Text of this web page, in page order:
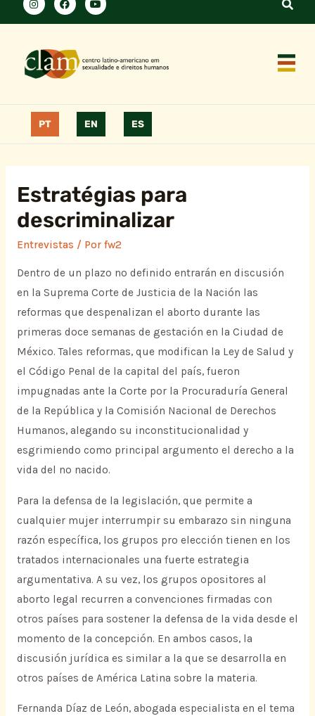
PT EN ES
Estratégias para
descriminalizar
Entrevistas / Por fw2
Dentro de un plazo no definido entrarán en discusión
en la Suprema Corte de Justicia de la Nación las
reformas que despenalizan el aborto durante las
primeras doce semanas de gestación en la Ciudad de
México. Tales reformas, que modifican la Ley de Salud y
el Código Penal de la capital del país, fueron
impugnadas ante la Corte por la Procuraduría General
de la República y la Comisión Nacional de Derechos
Humanos, alegando su inconstitucionalidad y
esgrimiendo como principal argumento el derecho a la
vida del no nacido.
Para la defensa de la legislación, que permite a
cualquier mujer interrumpir su embarazo sin ninguna
razón específica, los grupos pro elección tienen en los
tratados internacionales una fuerte estrategia
argumentativa. A su vez, los grupos opositores al
aborto legal recurren a convenciones firmadas con
otros países para sostener la defensa de la vida desde el
momento de la concepción. En ambos casos, la
discusión jurídica es similar a la que se desarrolla en
otros países de América Latina sobre la materia.
Fernanda Díaz de León, abogada especialista en el tema